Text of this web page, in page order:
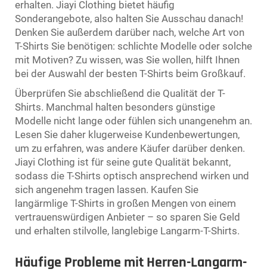
erhalten. Jiayi Clothing bietet häufig
Sonderangebote, also halten Sie Ausschau danach!
Denken Sie außerdem darüber nach, welche Art von
T-Shirts Sie benötigen: schlichte Modelle oder solche
mit Motiven? Zu wissen, was Sie wollen, hilft Ihnen
bei der Auswahl der besten T-Shirts beim Großkauf.
Überprüfen Sie abschließend die Qualität der T-
Shirts. Manchmal halten besonders günstige
Modelle nicht lange oder fühlen sich unangenehm an.
Lesen Sie daher klugerweise Kundenbewertungen,
um zu erfahren, was andere Käufer darüber denken.
Jiayi Clothing ist für seine gute Qualität bekannt,
sodass die T-Shirts optisch ansprechend wirken und
sich angenehm tragen lassen. Kaufen Sie
langärmlige T-Shirts in großen Mengen von einem
vertrauenswürdigen Anbieter – so sparen Sie Geld
und erhalten stilvolle, langlebige Langarm-T-Shirts.
Häufige Probleme mit Herren-Langarm-